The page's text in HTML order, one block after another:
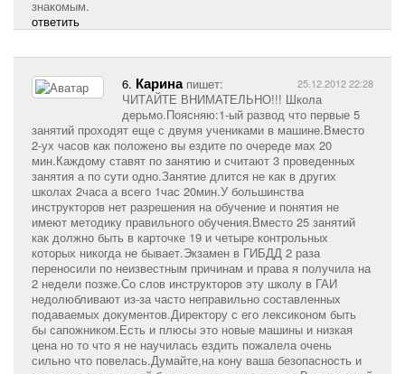
знакомым.
ответить
25.12.2012 22:28
6. Каринапишет:
ЧИТАЙТЕ ВНИМАТЕЛЬНО!!! Школа
дерьмо.Поясняю:1-ый развод что первые 5
занятий проходят еще с двумя учениками в машине.Вместо
2-ух часов как положено вы ездите по очереде мах 20
мин.Каждому ставят по занятию и считают 3 проведенных
занятия а по сути одно.Занятие длится не как в других
школах 2часа а всего 1час 20мин.У большинства
инструкторов нет разрешения на обучение и понятия не
имеют методику правильного обучения.Вместо 25 занятий
как должно быть в карточке 19 и четыре контрольных
которых никогда не бывает.Экзамен в ГИБДД 2 раза
переносили по неизвестным причинам и права я получила на
2 недели позже.Со слов инструкторов эту школу в ГАИ
недолюбливают из-за часто неправильно составленных
подаваемых документов.Директору с его лексиконом быть
бы сапожником.Есть и плюсы это новые машины и низкая
цена но то что я не научилась ездить пожалела очень
сильно что повелась.Думайте,на кону ваша безопасность и